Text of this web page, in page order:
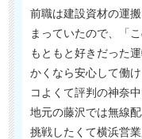
前職は建設資材の運
まっていたので、「
もともと好きだった
かくなら安心して働
コよくて評判の神奈
地元の藤沢では無線
挑戦したくて横浜営